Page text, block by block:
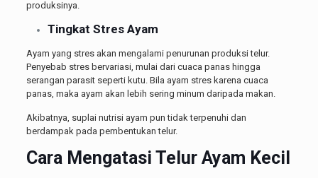
produksinya.
Tingkat Stres Ayam
Ayam yang stres akan mengalami penurunan produksi telur.
Penyebab stres bervariasi, mulai dari cuaca panas hingga
serangan parasit seperti kutu. Bila ayam stres karena cuaca
panas, maka ayam akan lebih sering minum daripada makan.
Akibatnya, suplai nutrisi ayam pun tidak terpenuhi dan
berdampak pada pembentukan telur.
Cara Mengatasi Telur Ayam Kecil